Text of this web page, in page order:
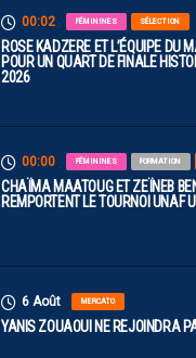
00:02 FÉMININES SÉLECTION
ROSE KADZERE ET L’ÉQUIPE DU
POUR UN QUART DE FINALE
2026
00:00 FÉMININES FORMATION
CHAÏMA MAATOUG ET ZEÏNEB
REMPORTENT LE TOURNOI UNAF
6 Août MERCATO
YANIS ZOUAOUI NE REJOINDRA